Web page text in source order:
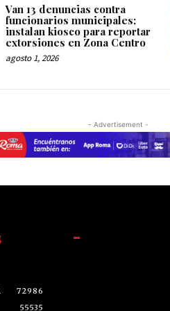
Van 13 denuncias contra
funcionarios municipales;
instalan kiosco para reportar
extorsiones en Zona Centro
agosto 1, 2026
- Advertisement -
72986
55535
-